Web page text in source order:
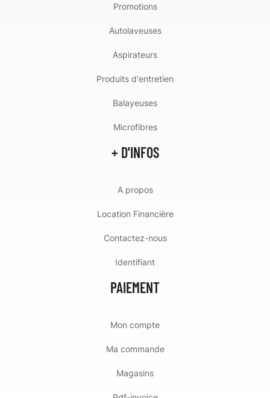
Promotions
Autolaveuses
Aspirateurs
Produits d'entretien
Balayeuses
Microfibres
+ D'INFOS
A propos
Location Financière
Contactez-nous
Identifiant
PAIEMENT
Mon compte
Ma commande
Magasins